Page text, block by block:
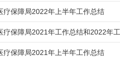
疗保障局2022年上半年工作总结
疗保障局2021年工作总结和2022年
疗保障局2021年上半年工作总结